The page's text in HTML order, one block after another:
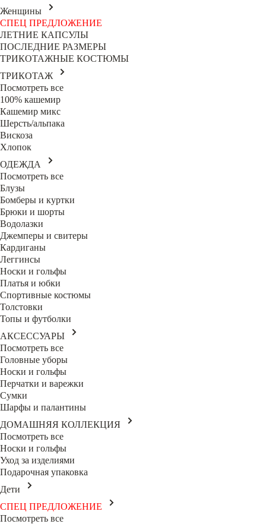
Женщины
СПЕЦ ПРЕДЛОЖЕНИЕ
ЛЕТНИЕ КАПСУЛЫ
ПОСЛЕДНИЕ РАЗМЕРЫ
ТРИКОТАЖНЫЕ КОСТЮМЫ
ТРИКОТАЖ
Посмотреть все
100% кашемир
Кашемир микс
Шерсть/альпака
Вискоза
Хлопок
ОДЕЖДА
Посмотреть все
Блузы
Бомберы и куртки
Брюки и шорты
Водолазки
Джемперы и свитеры
Кардиганы
Леггинсы
Носки и гольфы
Платья и юбки
Спортивные костюмы
Толстовки
Топы и футболки
АКСЕССУАРЫ
Посмотреть все
Головные уборы
Носки и гольфы
Перчатки и варежки
Сумки
Шарфы и палантины
ДОМАШНЯЯ КОЛЛЕКЦИЯ
Посмотреть все
Носки и гольфы
Уход за изделиями
Подарочная упаковка
Дети
СПЕЦ ПРЕДЛОЖЕНИЕ
Посмотреть все